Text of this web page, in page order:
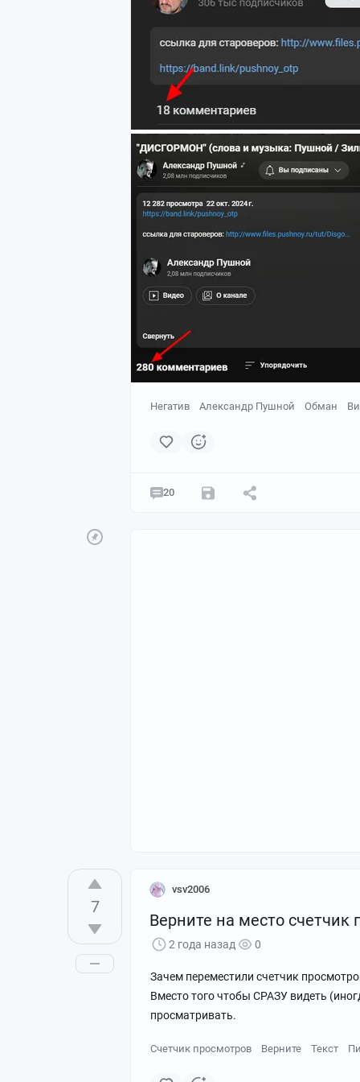
3. **Алгоритмическое
Первые посты, вероятно,
Ваш пост, опубликованный
незамеченным.
4. **Время и контекст
попал в топ. Ваш пост мог быть
среди других ответов.
5. **Формат ответа**
Посты-ответы часто получают
содержат ярких визуалов или
ваш пост так активно.
6. **Доверие к источнику**
Ссылки на новости требуют
сомневается в их достоверности,
- **Добавить визуал**:
- **Упростить посыл**:
- **Тайминг**: Публикуйте в часы,
- **Вовлекать в дискуссию**:
скрывают?»), чтобы
привычки аудитории.
Негатив Александр Пушной Обман
20
7
vsv2006
Верните на место счетчик
2 года назад 0
Зачем переместили счетчик
Вместо того чтобы СРАЗУ видеть
просматривать.
Счетчик просмотров Верните Текст